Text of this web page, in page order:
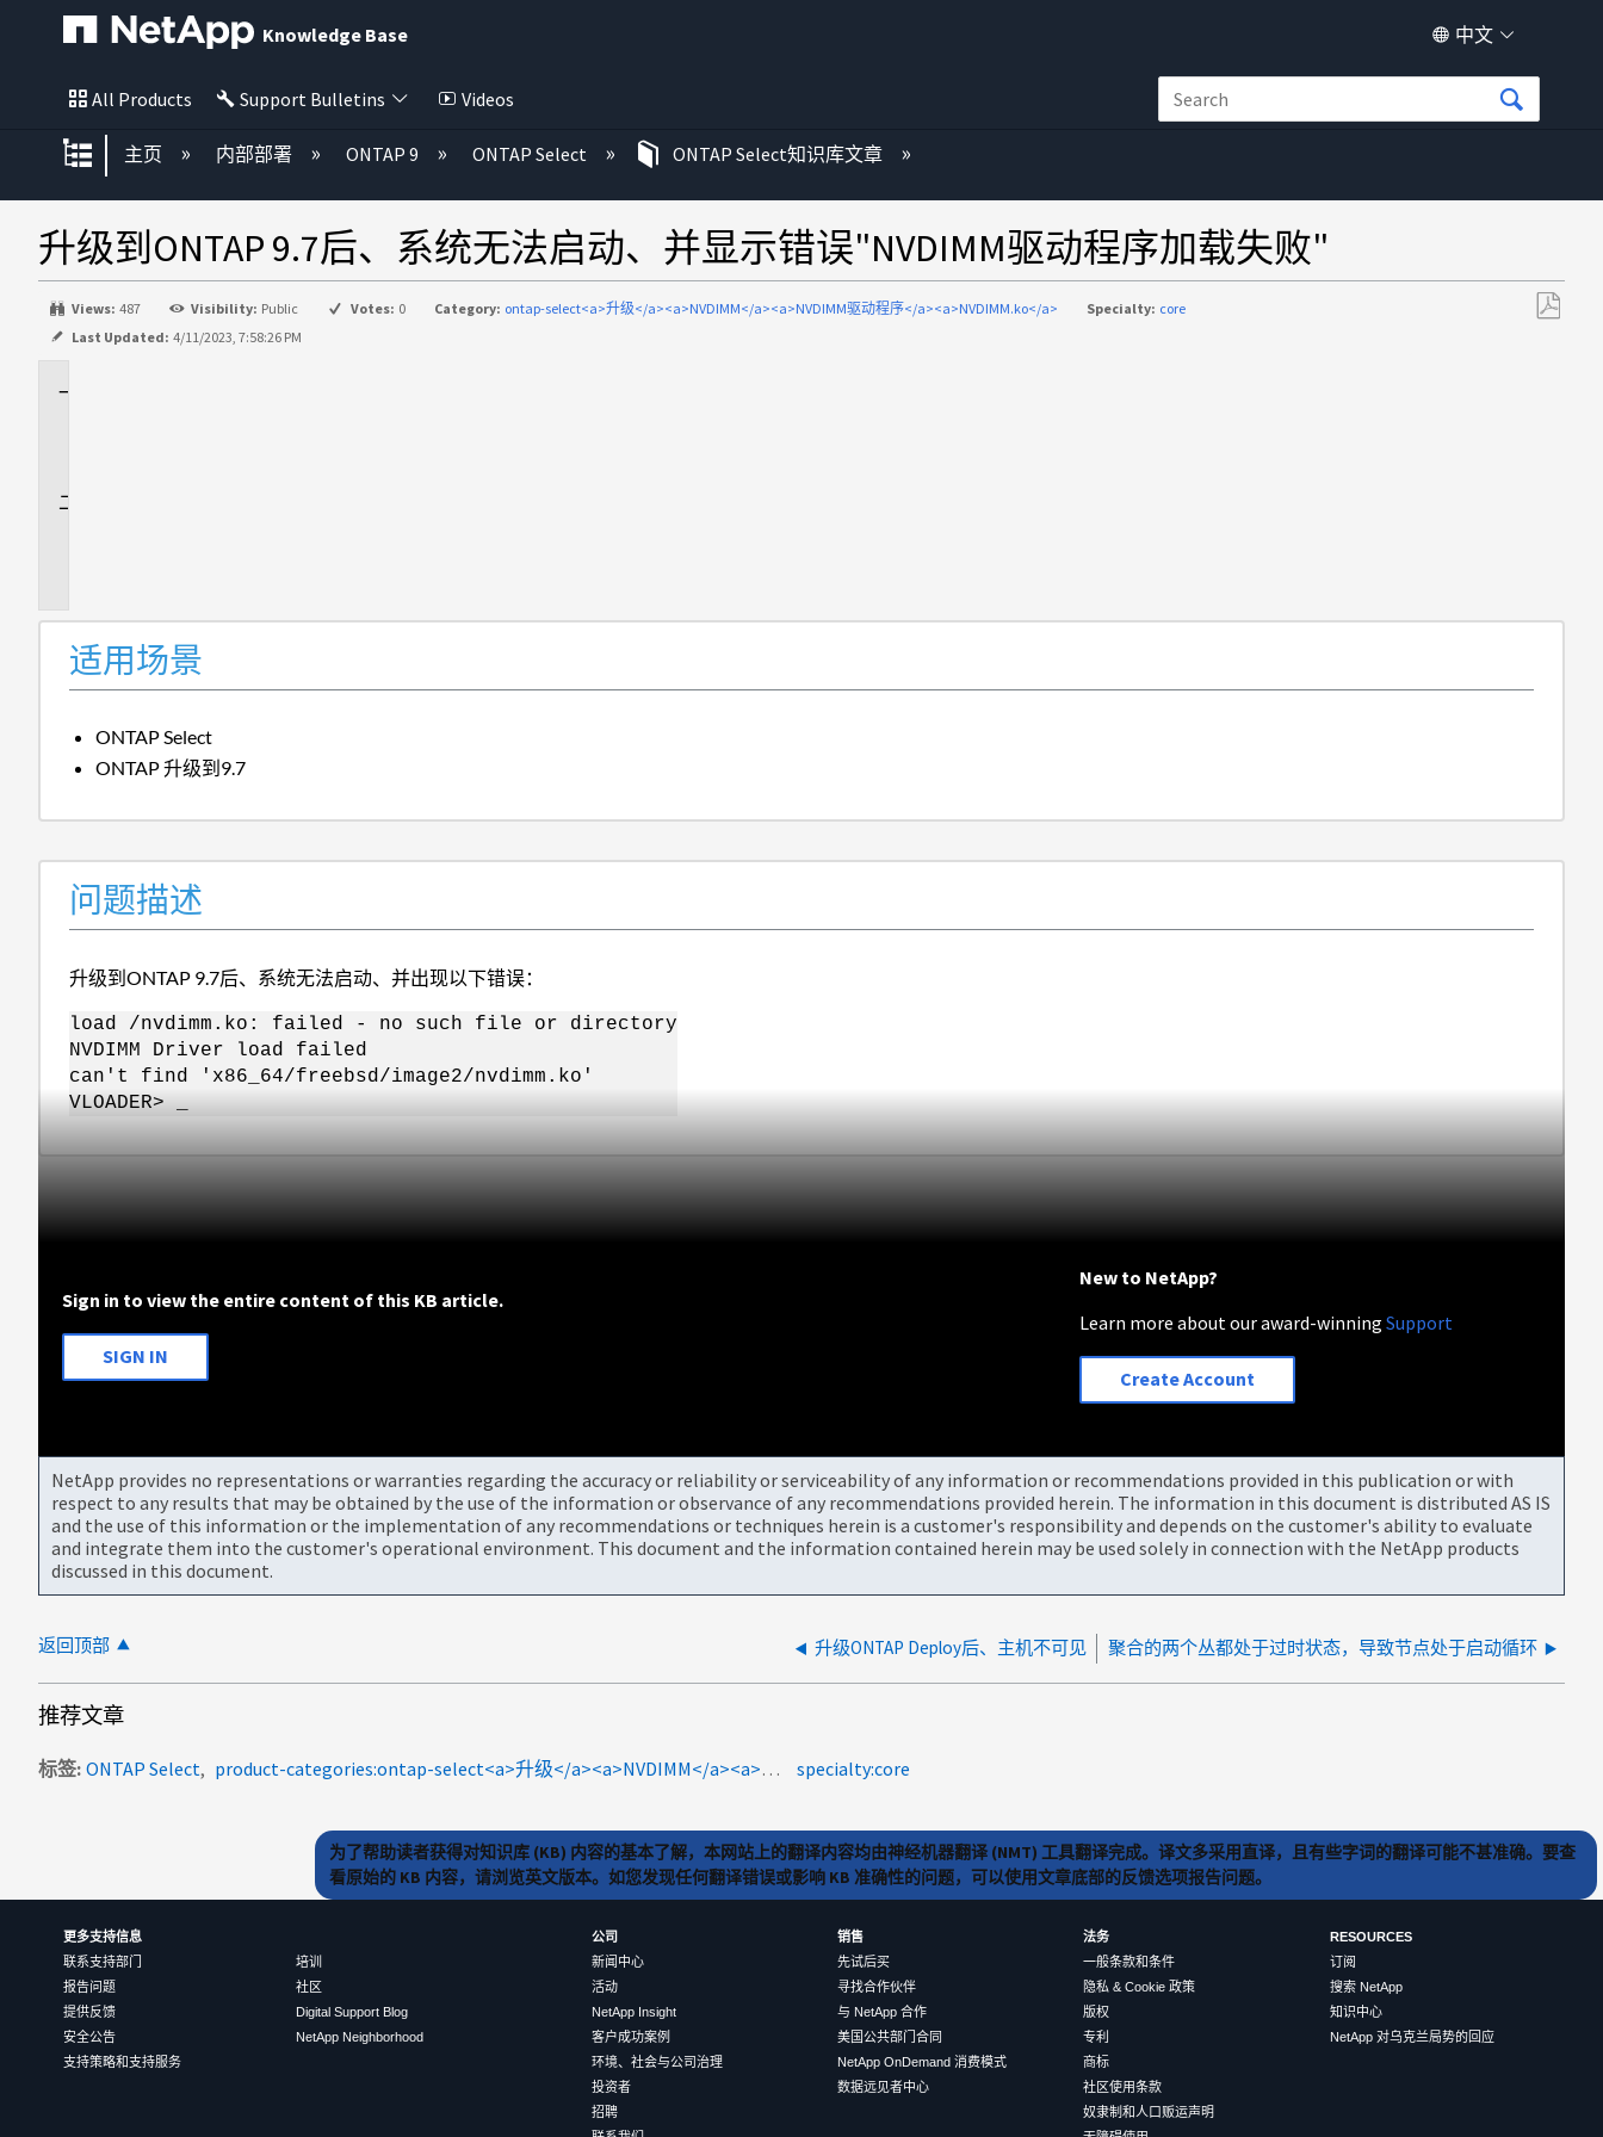
Knowledge Base 中文
All Products Support Bulletins Videos
扩展/隐缩全局层次
主页 内部部署 ONTAP 9 ONTAP Select ONTAP Select知识库文章
升级到ONTAP 9.7后、系统无法启动、并显示错误"NVDIMM驱动程序加载失败"
Views: 487 Visibility: Public Votes: 0 Category: ontap-select<a>升级</a><a>NVDIMM</a><a>NVDIMM驱动程序</a><a>NVDIMM.ko</a> Specialty: core
Last Updated: 4/11/2023, 7:58:26 PM
适用场景
ONTAP Select
ONTAP 升级到9.7
问题描述
升级到ONTAP 9.7后、系统无法启动、并出现以下错误：
load /nvdimm.ko: failed - no such file or directory
NVDIMM Driver load failed
can't find 'x86_64/freebsd/image2/nvdimm.ko'
VLOADER> _
Sign in to view the entire content of this KB article.
SIGN IN
New to NetApp?
Learn more about our award-winningSupport
Create Account
NetApp provides no representations or warranties regarding the accuracy or reliability or serviceability of any information or recommendations provided in this publication or with
respect to any results that may be obtained by the use of the information or observance of any recommendations provided herein. The information in this document is distributed AS IS
and the use of this information or the implementation of any recommendations or techniques herein is a customer's responsibility and depends on the customer's ability to evaluate
and integrate them into the customer's operational environment. This document and the information contained herein may be used solely in connection with the NetApp products
discussed in this document.
返回顶部 升级ONTAP Deploy后、主机不可见 聚合的两个丛都处于过时状态，导致节点处于启动循环
推荐文章
标签 ONTAP Select product-categories:ontap-select<a>升级</a><a>NVDIMM</a><a>NVDIMM驱动程序</a><a>NVDIMM.ko</a> specialty:core
为了帮助读者获得对知识库 (KB) 内容的基本了解，本网站上的翻译内容均由神经机器翻译 (NMT) 工具翻译完成。译文多采用直译，且有些字词的翻译可能不甚准确。要查
看原始的 KB 内容，请浏览英文版本。如您发现任何翻译错误或影响 KB 准确性的问题，可以使用文章底部的反馈选项报告问题。
更多支持信息
联系支持部门
报告问题
提供反馈
安全公告
支持策略和支持服务
培训
社区
Digital Support Blog
NetApp Neighborhood
公司
新闻中心
活动
NetApp Insight
客户成功案例
环境、社会与公司治理
投资者
招聘
销售
先试后买
寻找合作伙伴
与 NetApp 合作
美国公共部门合同
NetApp OnDemand 消费模式
数据远见者中心
法务
一般条款和条件
隐私 & Cookie 政策
版权
专利
商标
社区使用条款
奴隶制和人口贩运声明
RESOURCES
订阅
搜索 NetApp
知识中心
NetApp 对乌克兰局势的回应